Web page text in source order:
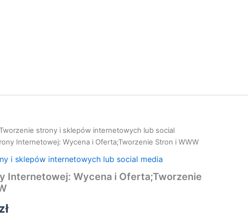
strony i sklepów internetowych lub social
Internetowej: Wycena i Oferta;Tworzenie Stron i WWW
i sklepów internetowych lub social media
Internetowej: Wycena i Oferta;Tworzenie